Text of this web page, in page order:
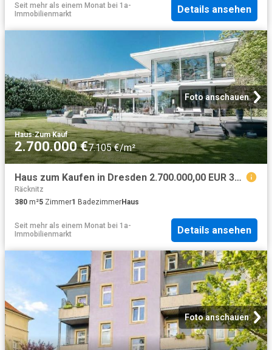
Seit mehr als einem Monat bei 1a-
Immobilienmarkt
Details ansehen
Foto anschauen
Haus·Zum Kauf
2.700.000 €7.105 €/m²
Haus zum Kaufen in Dresden 2.700.000,00 EUR 380 m²
Räcknitz
380 m²5 Zimmer1 BadezimmerHaus
Seit mehr als einem Monat bei 1a-
Immobilienmarkt
Details ansehen
Foto anschauen